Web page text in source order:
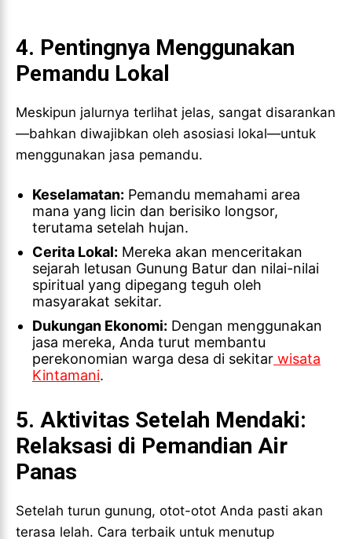
4. Pentingnya Menggunakan
Pemandu Lokal
Meskipun jalurnya terlihat jelas, sangat disarankan
—bahkan diwajibkan oleh asosiasi lokal—untuk
menggunakan jasa pemandu.
Keselamatan: Pemandu memahami area
mana yang licin dan berisiko longsor,
terutama setelah hujan.
Cerita Lokal: Mereka akan menceritakan
sejarah letusan Gunung Batur dan nilai-nilai
spiritual yang dipegang teguh oleh
masyarakat sekitar.
Dukungan Ekonomi: Dengan menggunakan
jasa mereka, Anda turut membantu
perekonomian warga desa di sekitar wisata
Kintamani.
5. Aktivitas Setelah Mendaki:
Relaksasi di Pemandian Air
Panas
Setelah turun gunung, otot-otot Anda pasti akan
terasa lelah. Cara terbaik untuk menutup